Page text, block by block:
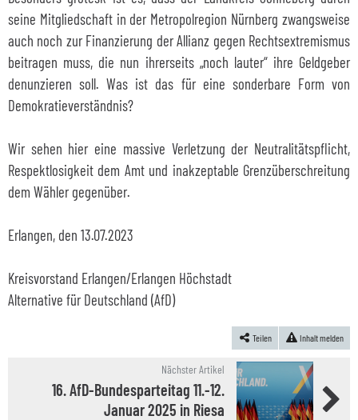
seine Mitgliedschaft in der Metropolregion Nürnberg zwangsweise
auch noch zur Finanzierung der Allianz gegen Rechtsextremismus
beitragen muss, die nun ihrerseits „noch lauter“ ihre Geldgeber
denunzieren soll. Was ist das für eine sonderbare Form von
Demokratieverständnis?
Wir sehen hier eine massive Verletzung der Neutralitätspflicht,
Respektlosigkeit dem Amt und inakzeptable Grenzüberschreitung
dem Wähler gegenüber.
Erlangen, den 13.07.2023
Kreisvorstand Erlangen/Erlangen Höchstadt
Alternative für Deutschland (AfD)
Teilen Inhalt melden
Nächster Artikel
16. AfD-Bundesparteitag 11.-12.
Januar 2025 in Riesa